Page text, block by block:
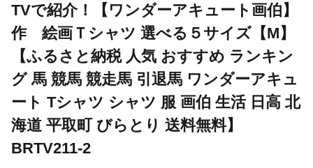
TVで紹介！【ワンダーアキュート画伯】
作 絵画Ｔシャツ 選べる５サイズ【M】
【ふるさと納税 人気 おすすめ ランキン
グ 馬 競馬 競走馬 引退馬 ワンダーアキュ
ート Tシャツ シャツ 服 画伯 生活 日高 北
海道 平取町 びらとり 送料無料】
BRTV211-2